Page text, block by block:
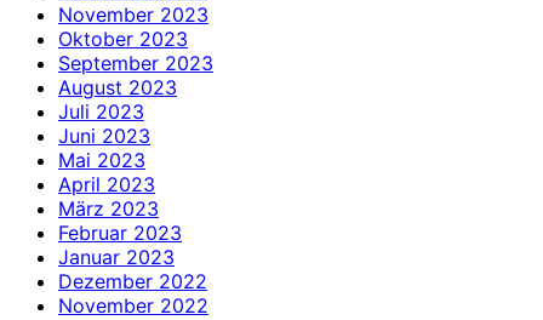
November 2023
Oktober 2023
September 2023
August 2023
Juli 2023
Juni 2023
Mai 2023
April 2023
März 2023
Februar 2023
Januar 2023
Dezember 2022
November 2022